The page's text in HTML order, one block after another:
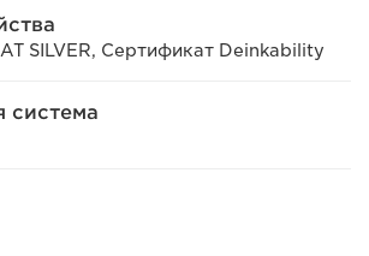
SILVER, Сертификат Deinkability
система